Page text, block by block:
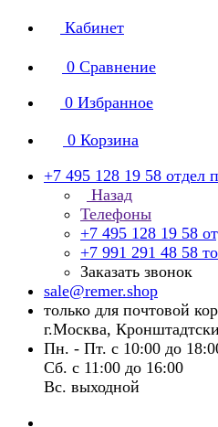
Кабинет
0 Сравнение
0 Избранное
0 Корзина
+7 495 128 19 58 отдел
Назад
Телефоны
+7 495 128 19 58
+7 991 291 48 58
Заказать звонок
sale@remer.shop
только для почтовой
г.Москва,
Пн. - Пт. с 10:00 до
Сб. с 11:00 до 16:00
Вс. выходной